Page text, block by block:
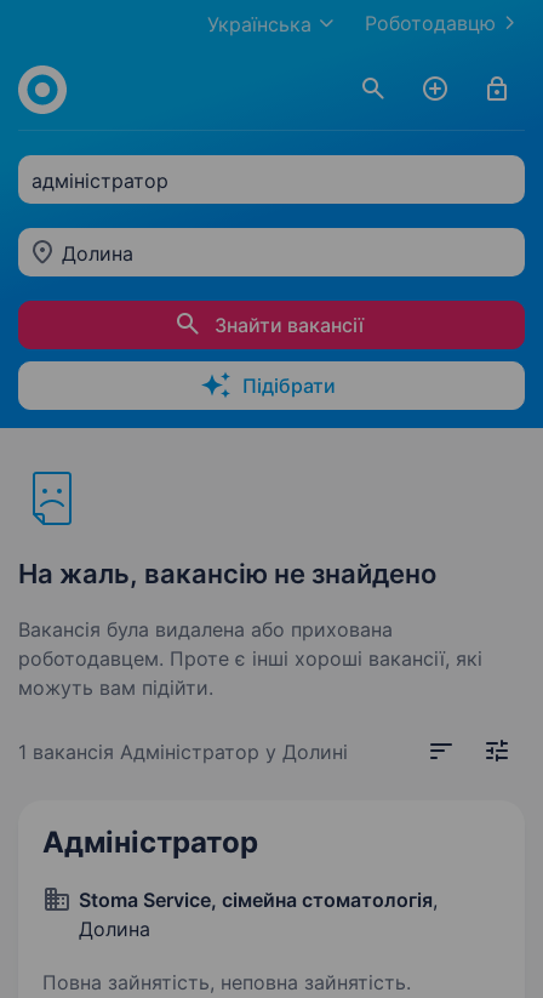
Роботодавцю
Українська
адміністратор
Долина
Знайти вакансії
Підібрати
На жаль, вакансію не знайдено
Вакансія була видалена або прихована
роботодавцем. Проте є інші хороші вакансії, які
можуть вам підійти.
1 вакансія Адміністратор у Долині
Адміністратор
Stoma Service, сімейна стоматологія,
Долина
Повна зайнятість, неповна зайнятість.